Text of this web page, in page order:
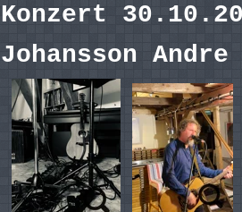
Konzert
Johansson Andre